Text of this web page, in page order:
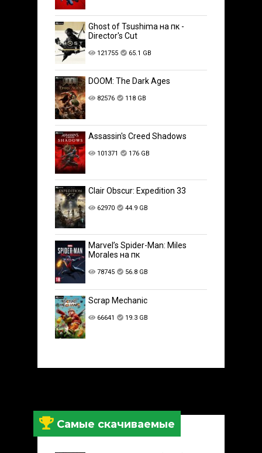
Ghost of Tsushima на пк -
Director's Cut
121755 65.1 GB
DOOM: The Dark Ages
82576 118 GB
Assassin's Creed Shadows
101371 176 GB
Clair Obscur: Expedition 33
62970 44.9 GB
Marvel’s Spider-Man: Miles
Morales на пк
78745 56.8 GB
Scrap Mechanic
66641 19.3 GB
Самые скачиваемые